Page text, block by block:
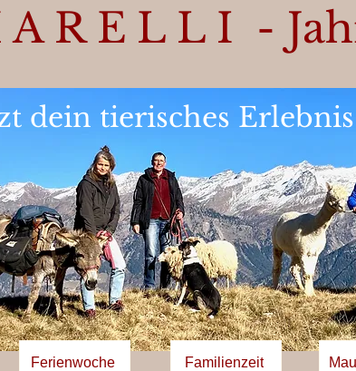
-
dein tierisches Erlebnis
Ferienwoche Familienzeit